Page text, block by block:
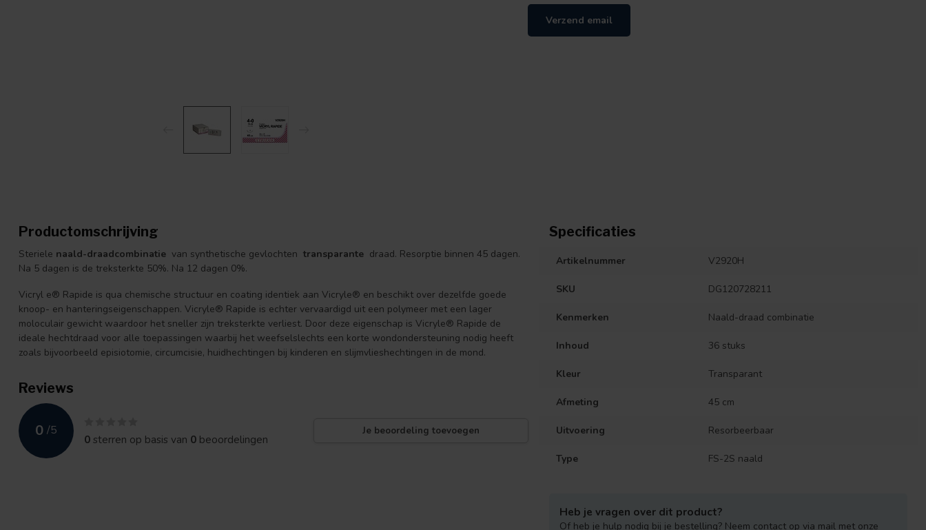
Verzend email
Productomschrijving
Steriele naald-draadcombinatie van synthetische gevlochten transparante draad. Resorptie binnen 45 dagen.
Na 5 dagen is de treksterkte 50%. Na 12 dagen 0%.
Vicryl e® Rapide is qua chemische structuur en coating identiek aan Vicryle® en beschikt over dezelfde goede
knoop- en hanteringseigenschappen. Vicryle® Rapide is echter vervaardigd uit een polymeer met een lager
moloculair gewicht waardoor het sneller zijn treksterkte verliest. Door deze eigenschap is Vicryle® Rapide de
ideale hechtdraad voor alle toepassingen waarbij het weefselslechts een korte wondondersteuning nodig heeft
zoals bijvoorbeeld episiotomie, circumcisie, huidhechtingen bij kinderen en slijmvlieshechtingen in de mond.
Reviews
0 /5
0sterren op basis van 0 beoordelingen
Je beoordeling toevoegen
Specificaties
Artikelnummer V2920H
SKU DG120728211
Kenmerken Naald-draad combinatie
Inhoud 36 stuks
Kleur Transparant
Afmeting 45 cm
Uitvoering Resorbeerbaar
Type FS-2S naald
Heb je vragen over dit product?
Of heb je hulp nodig bij je bestelling? Neem contact op via mail met onze